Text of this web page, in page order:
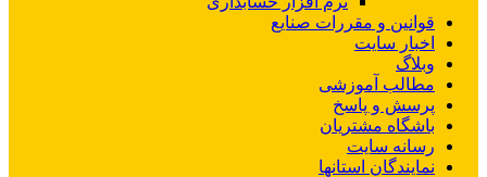
قوانین و مقررات صنایع
اخبار سایت
وبلاگ
مطالب آموزشی
پرسش و پاسخ
باشگاه مشتریان
رسانه سایت
نمایندگان استانها